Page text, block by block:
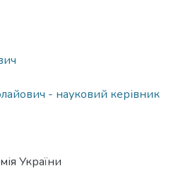
- науковий керівник
України